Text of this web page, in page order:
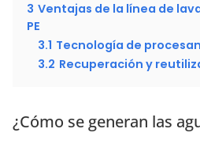
3 Ventajas de la línea de
PE
3.1 Tecnología de
3.2 Recuperación y
¿Cómo se generan las